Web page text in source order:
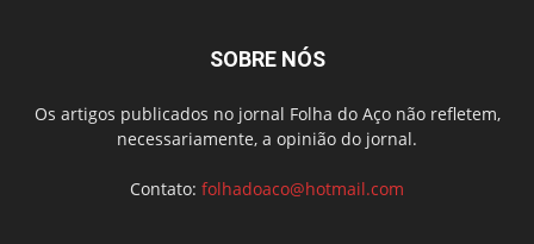
SOBRE NÓS
Os artigos publicados no jornal Folha do Aço não refletem,
necessariamente, a opinião do jornal.
Contato: folhadoaco@hotmail.com